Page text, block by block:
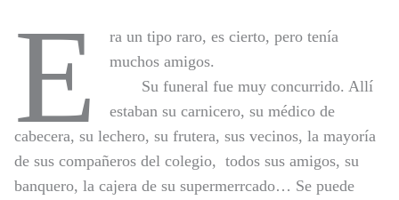
E
ra un tipo raro, es cierto, pero tenía
muchos amigos.
Su funeral fue muy concurrido. Allí
estaban su carnicero, su médico de
cabecera, su lechero, su frutera, sus vecinos, la mayoría
de sus compañeros del colegio, todos sus amigos, su
banquero, la cajera de su supermerrcado… Se puede